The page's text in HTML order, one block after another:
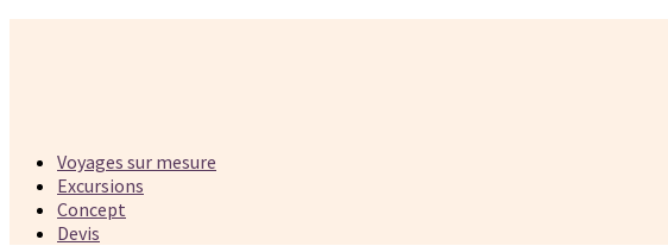
Voyages sur mesure
Excursions
Concept
Devis